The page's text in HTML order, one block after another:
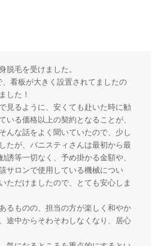
脱毛を受けました。
看板が大きく設置されてましたの
した！
見るように、安くても赴いた時に勧
いる価格以上の契約となることが、
んな話をよく聞いていたので、少し
たが、バニスティさんは最初から最
誘等一切なく、予め掛かる金額や、
サロンで使用している機械につい
ただけましたので、とても安心しま
るものの、担当の方が楽しく和やか
途中からそわそわしなくなり、居心